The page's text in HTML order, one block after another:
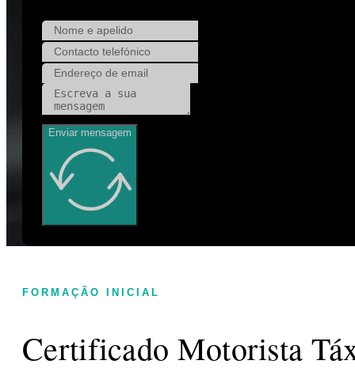
Enviar mensagem
FORMAÇÃO INICIAL
Certificado Motorista